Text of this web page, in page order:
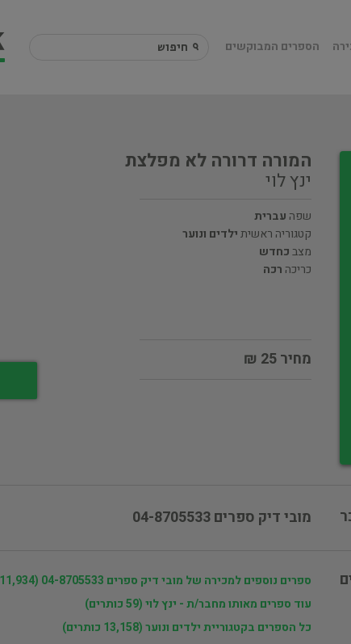
הספרים המבוקשים
המורה דרורה לא מפלצת
ינץ לוי
שפה עברית
קטגוריה ראשיתילדים ונוער
מצבכחדש
כריכה רכה
מחיר 25 ₪
מובי דיק ספרים 04-8705533
ספרים נוספים למכירה של מובי דיק ספרים 04-8705533 (11,934 כותרים)
עוד ספרים מאותו מחבר/ת - ינץ לוי (59 כותרים)
כל הספרים בקטגוריית ילדים ונוער (13,158 כותרים)